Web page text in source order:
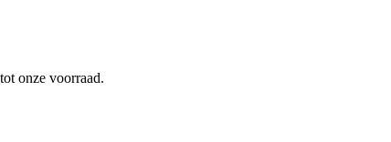
onze voorraad.